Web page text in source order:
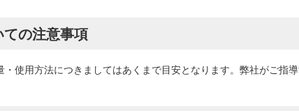
の注意事項
・使用方法につきましてはあくまで目安となります。弊社がご指